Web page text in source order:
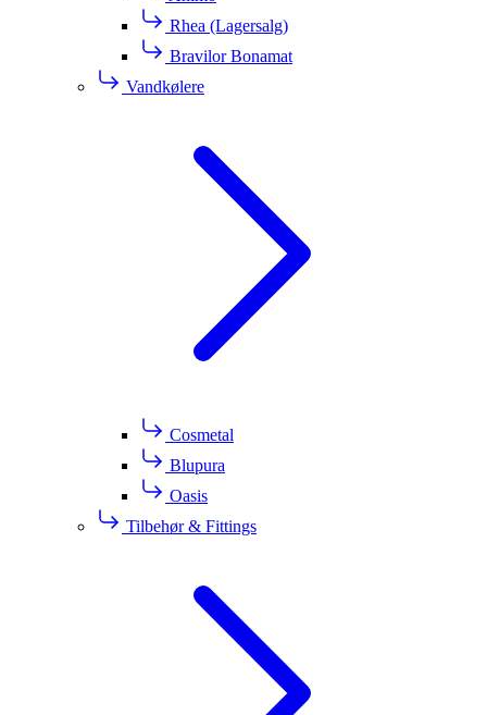
Rhea (Lagersalg)
Bravilor Bonamat
Vandkølere
Cosmetal
Blupura
Oasis
Tilbehør & Fittings